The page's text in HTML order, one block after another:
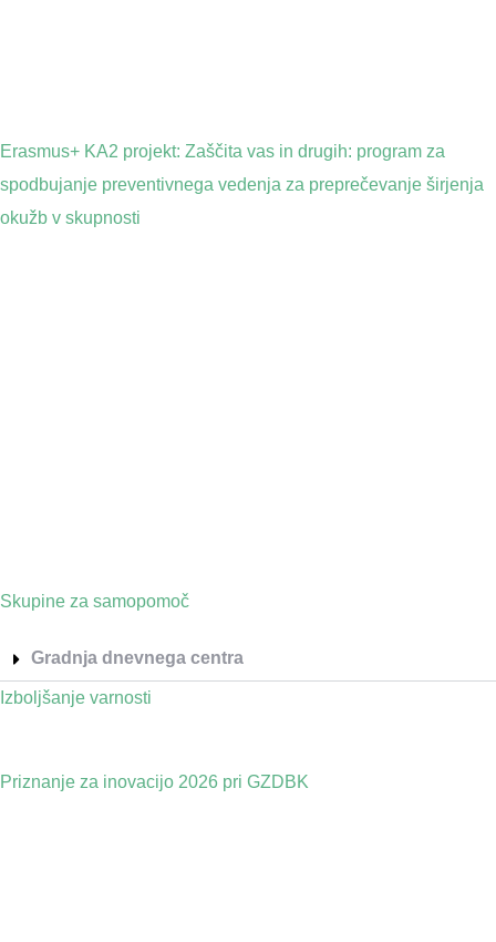
Erasmus+ KA2 projekt: Zaščita vas in drugih: program za
spodbujanje preventivnega vedenja za preprečevanje širjenja
okužb v skupnosti
Skupine za samopomoč
Gradnja dnevnega centra
Izboljšanje varnosti
Priznanje za inovacijo 2026 pri GZDBK